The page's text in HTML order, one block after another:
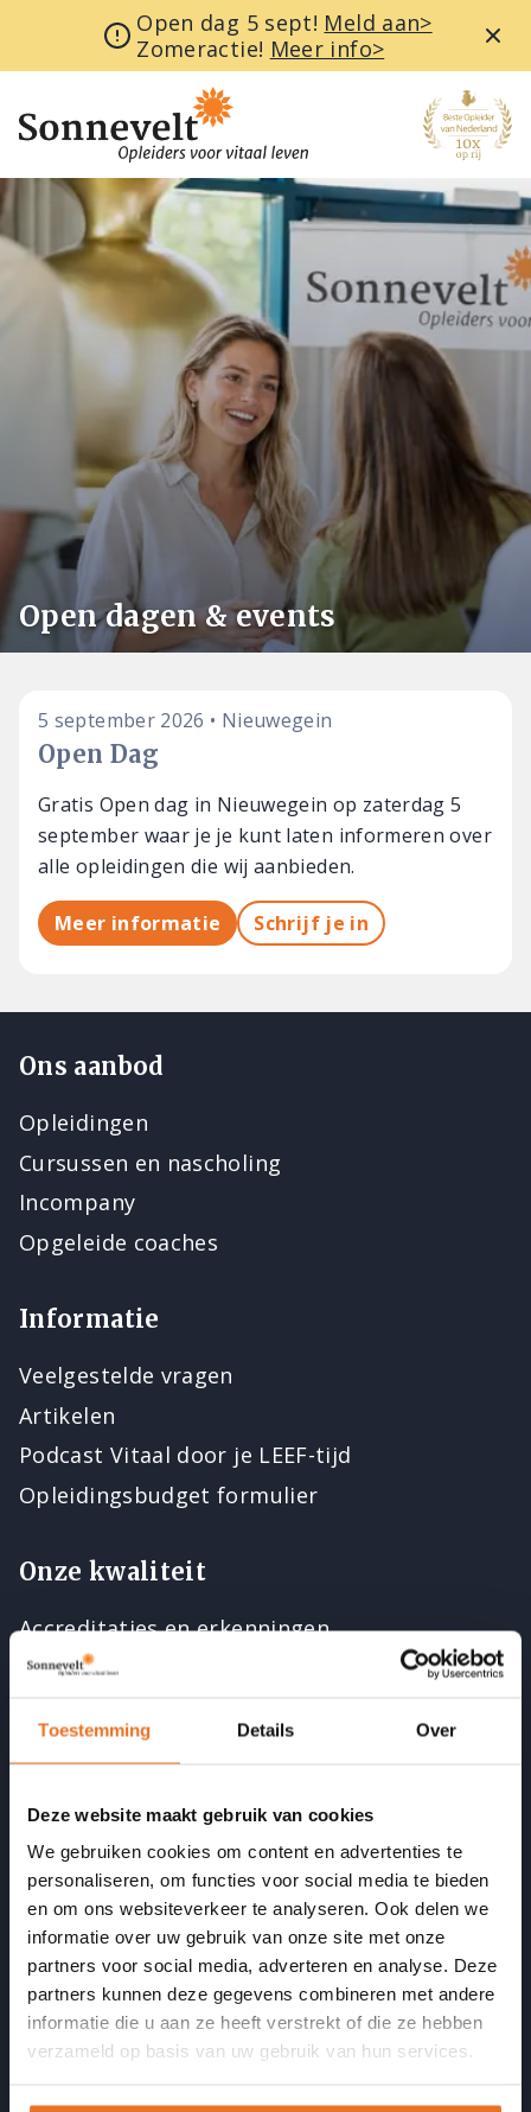
Toestemming Details Over
Deze website maakt gebruik van cookies
We gebruiken cookies om content en advertenties te
personaliseren, om functies voor social media te bieden
en om ons websiteverkeer te analyseren. Ook delen we
informatie over uw gebruik van onze site met onze
partners voor social media, adverteren en analyse. Deze
partners kunnen deze gegevens combineren met andere
informatie die u aan ze heeft verstrekt of die ze hebben
verzameld op basis van uw gebruik van hun services.
Open dag 5 sept! Meld aan>
Zomeractie! Meer info>
Open dagen & events
Open Dag
5 september 2026 • Nieuwegein
Gratis Open dag in Nieuwegein op zaterdag 5
september waar je je kunt laten informeren over
alle opleidingen die wij aanbieden.
Meer informatie Schrijf je in
Ons aanbod
Opleidingen
Cursussen en nascholing
Incompany
Opgeleide coaches
Informatie
Veelgestelde vragen
Artikelen
Podcast Vitaal door je LEEF-tijd
Opleidingsbudget formulier
Onze kwaliteit
Accreditaties en erkenningen
Beroepsverenigingen
Reviews op klantenvertellen.nl
Over ons
Contact
Open dagen
Vacatures
Docenten